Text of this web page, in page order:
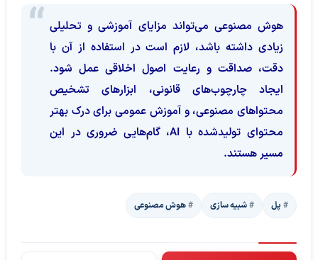
هوش مصنوعی می‌تواند مزایای آموزشی و تحلیلی
زیادی داشته باشد، لازم است در استفاده از آن با
دقت، صداقت و رعایت اصول اخلاقی عمل شود.
ایجاد چارچوب‌های قانونی، ابزارهای تشخیص
محتواهای مصنوعی، و آموزش عمومی برای درک بهتر
محتوای تولیدشده با AI، گام‌هایی ضروری در این
مسیر هستند.
پل شبیه سازی هوش مصنوعی